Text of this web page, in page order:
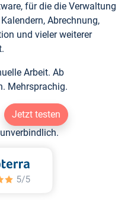
für die die Verwaltung
Abrechnung,
und vieler weiterer
Arbeit. Ab
Mehrsprachig.
Jetzt testen